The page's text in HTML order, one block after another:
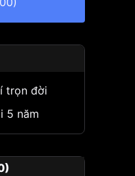
trọn đời
5 năm